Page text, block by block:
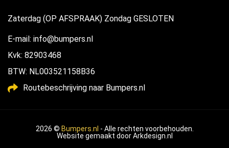
Zaterdag (OP AFSPRAAK) Zondag GESLOTEN
E-mail: info@bumpers.nl
Kvk: 82903468
BTW: NL003521158B36
Routebeschrijving naar Bumpers.nl
2026 © Bumpers.nl - Alle rechten voorbehouden.
Website gemaakt doorArkdesign.nl